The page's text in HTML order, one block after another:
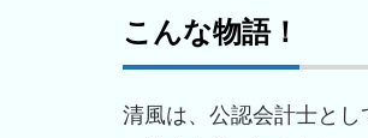
こんな物語！
清風は、公認会計士と